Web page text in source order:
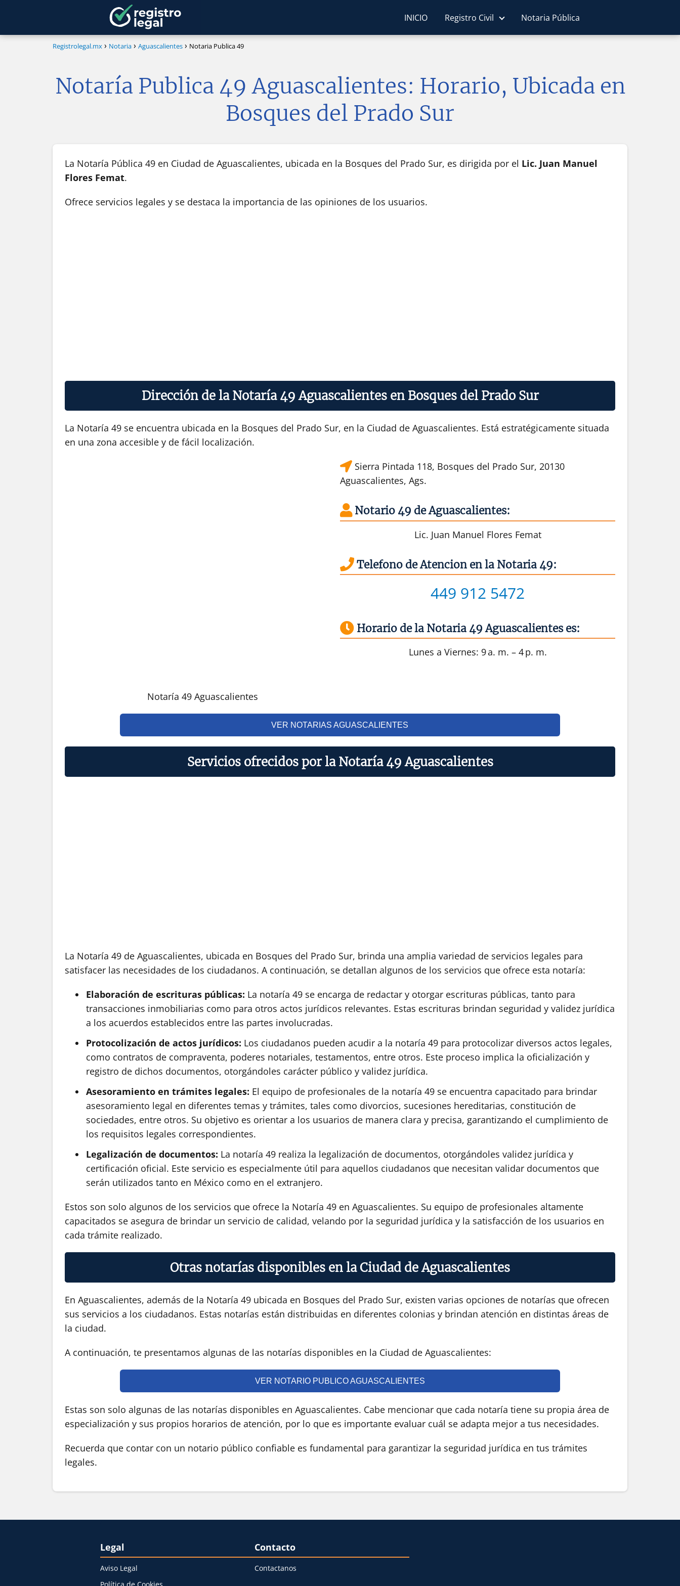
INICIO Registro Civil Notaria Pública
Registrolegal.mx Notaria Aguascalientes Notaria Publica 49
Notaría Publica 49 Aguascalientes: Horario, Ubicada en
Bosques del Prado Sur
La Notaría Pública 49 en Ciudad de Aguascalientes, ubicada en la Bosques del Prado Sur, es dirigida por el Lic. Juan Manuel
Flores Femat.
Ofrece servicios legales y se destaca la importancia de las opiniones de los usuarios.
Dirección de la Notaría 49 Aguascalientes en Bosques del Prado Sur
La Notaría 49 se encuentra ubicada en la Bosques del Prado Sur, en la Ciudad de Aguascalientes. Está estratégicamente situada
en una zona accesible y de fácil localización.
Notaría 49 Aguascalientes
Sierra Pintada 118, Bosques del Prado Sur, 20130
Aguascalientes, Ags.
Notario 49 de Aguascalientes:
Lic. Juan Manuel Flores Femat
Telefono de Atencion en la Notaria 49:
449 912 5472
Horario de la Notaria 49 Aguascalientes es:
Lunes a Viernes: 9 a. m. – 4 p. m.
VER NOTARIAS AGUASCALIENTES
Servicios ofrecidos por la Notaría 49 Aguascalientes
La Notaría 49 de Aguascalientes, ubicada en Bosques del Prado Sur, brinda una amplia variedad de servicios legales para
satisfacer las necesidades de los ciudadanos. A continuación, se detallan algunos de los servicios que ofrece esta notaría:
Elaboración de escrituras públicas: La notaría 49 se encarga de redactar y otorgar escrituras públicas, tanto para
transacciones inmobiliarias como para otros actos jurídicos relevantes. Estas escrituras brindan seguridad y validez jurídica
a los acuerdos establecidos entre las partes involucradas.
Protocolización de actos jurídicos: Los ciudadanos pueden acudir a la notaría 49 para protocolizar diversos actos legales,
como contratos de compraventa, poderes notariales, testamentos, entre otros. Este proceso implica la oficialización y
registro de dichos documentos, otorgándoles carácter público y validez jurídica.
Asesoramiento en trámites legales: El equipo de profesionales de la notaría 49 se encuentra capacitado para brindar
asesoramiento legal en diferentes temas y trámites, tales como divorcios, sucesiones hereditarias, constitución de
sociedades, entre otros. Su objetivo es orientar a los usuarios de manera clara y precisa, garantizando el cumplimiento de
los requisitos legales correspondientes.
Legalización de documentos: La notaría 49 realiza la legalización de documentos, otorgándoles validez jurídica y
certificación oficial. Este servicio es especialmente útil para aquellos ciudadanos que necesitan validar documentos que
serán utilizados tanto en México como en el extranjero.
Estos son solo algunos de los servicios que ofrece la Notaría 49 en Aguascalientes. Su equipo de profesionales altamente
capacitados se asegura de brindar un servicio de calidad, velando por la seguridad jurídica y la satisfacción de los usuarios en
cada trámite realizado.
Otras notarías disponibles en la Ciudad de Aguascalientes
En Aguascalientes, además de la Notaría 49 ubicada en Bosques del Prado Sur, existen varias opciones de notarías que ofrecen
sus servicios a los ciudadanos. Estas notarías están distribuidas en diferentes colonias y brindan atención en distintas áreas de
la ciudad.
A continuación, te presentamos algunas de las notarías disponibles en la Ciudad de Aguascalientes:
VER NOTARIO PUBLICO AGUASCALIENTES
Estas son solo algunas de las notarías disponibles en Aguascalientes. Cabe mencionar que cada notaría tiene su propia área de
especialización y sus propios horarios de atención, por lo que es importante evaluar cuál se adapta mejor a tus necesidades.
Recuerda que contar con un notario público confiable es fundamental para garantizar la seguridad jurídica en tus trámites
legales.
Legal
Aviso Legal
Contacto
Contactanos